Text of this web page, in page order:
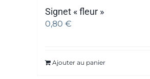
Signet « fleur »
0,80 €
Ajouter au panier